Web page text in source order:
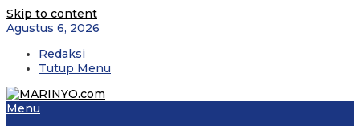
Skip to content
Agustus 6, 2026
Redaksi
Tutup Menu
Menu